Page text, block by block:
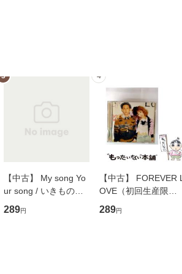
3
【中古】 My song Yo
ur song / いきものが
かり / [CD]【メール便
送料無料】
289円
4
【中古】 FOREVER L
OVE（初回生産限定
盤） / 清水翔太×加藤
ミリヤ / [CD]【メール
289円